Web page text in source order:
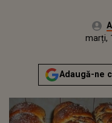
luni, 19 decembrie 2022
marți,
Adaugă-ne